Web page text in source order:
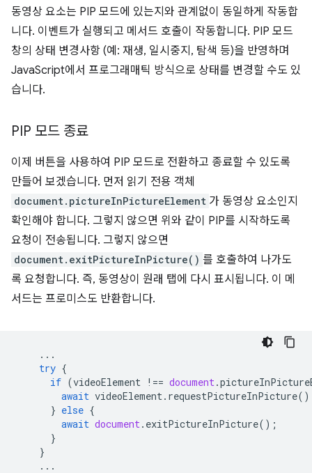
동영상 요소는 PIP 모드에 있는지와 관계없이 동일하게 작동합
니다. 이벤트가 실행되고 메서드 호출이 작동합니다. PIP 모드
창의 상태 변경사항 (예: 재생, 일시중지, 탐색 등)을 반영하며
JavaScript에서 프로그래매틱 방식으로 상태를 변경할 수도 있
습니다.
PIP 모드 종료
이제 버튼을 사용하여 PIP 모드로 전환하고 종료할 수 있도록
만들어 보겠습니다. 먼저 읽기 전용 객체
document.pictureInPictureElement 가 동영상 요소인지
확인해야 합니다. 그렇지 않으면 위와 같이 PIP를 시작하도록
요청이 전송됩니다. 그렇지 않으면
document.exitPictureInPicture() 를 호출하여 나가도
록 요청합니다. 즉, 동영상이 원래 탭에 다시 표시됩니다. 이 메
서드는 프로미스도 반환합니다.
...
try {
if (videoElement !== document.
await videoElement. requestPictureInPicture
} else {
await document. exitPictureInPicture();
}
}
...